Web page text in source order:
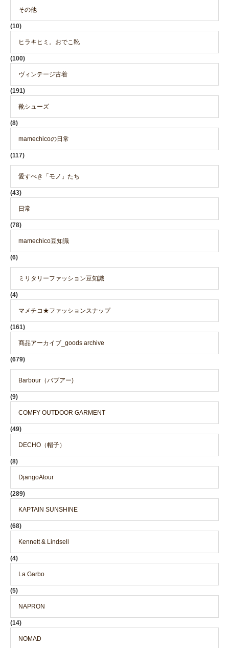
その他
(10)
ヒラキヒミ。おでこ靴
(100)
ヴィンテージ古着
(191)
靴シューズ
(8)
mamechicoの日常
(117)
愛すべき「モノ」たち
(43)
日常
(78)
mamechico豆知識
(6)
ミリタリーファッション豆知識
(4)
マメチコ★ファッションスナップ
(161)
商品アーカイブ_goods archive
(679)
Barbour（バブアー)
(9)
COMFY OUTDOOR GARMENT
(49)
DECHO（帽子）
(8)
DjangoAtour
(289)
KAPTAIN SUNSHINE
(68)
Kennett & Lindsell
(4)
La Garbo
(5)
NAPRON
(14)
NOMAD